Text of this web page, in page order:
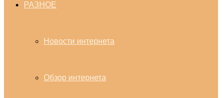
РАЗНОЕ
Новости интернета
Обзор интернета